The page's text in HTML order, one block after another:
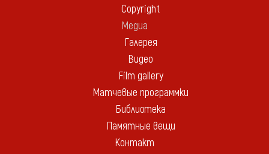
Copyright
Медиа
Галерея
Видео
Film gallery
Матчевые программки
Библиотека
Памятные вещи
Контакт